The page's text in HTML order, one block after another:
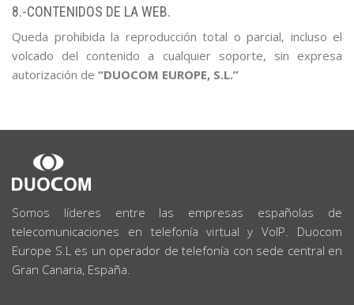
8.-CONTENIDOS DE LA WEB.
Queda prohibida la reproducción total o parcial, incluso el
volcado del contenido a cualquier soporte, sin expresa
autorización de “DUOCOM EUROPE, S.L.”
SOBRE
NOSOTROS
Somos líderes entre las empresas españolas de
telecomunicaciones en telefonía virtual y VoIP. Duocom
Europe S.L es un operador de telefonía con sede central en
Gran Canaria, España.